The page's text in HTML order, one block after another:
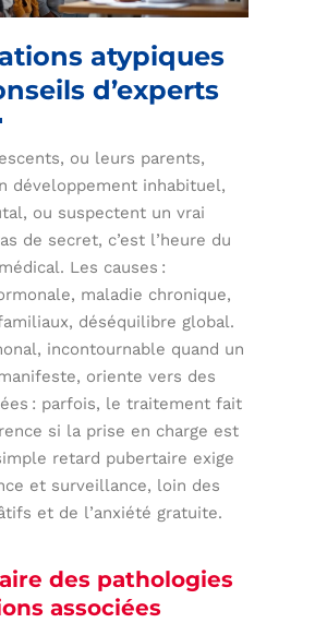
atypiques
d’experts
ou leurs parents,
développement inhabituel,
ou suspectent un vrai
de secret, c’est l’heure du
Les causes :
maladie chronique,
déséquilibre global.
incontournable quand un
oriente vers des
: parfois, le traitement fait
si la prise en charge est
retard pubertaire exige
et surveillance, loin des
et de l’anxiété gratuite.
des pathologies
associées